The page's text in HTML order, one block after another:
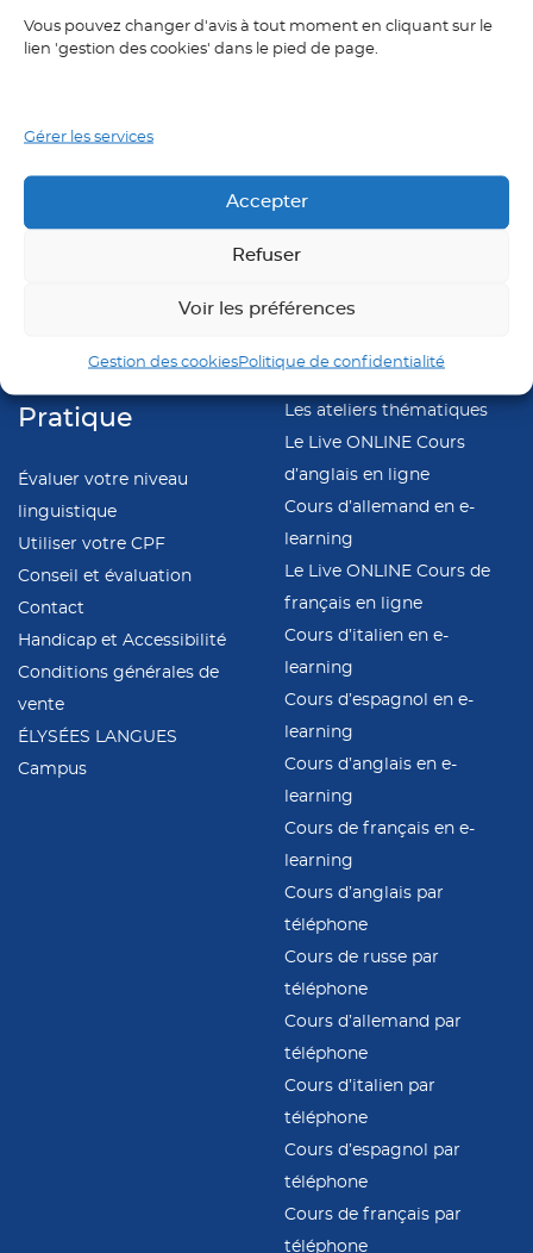
Vous pouvez changer d'avis à tout moment en cliquant sur le
lien 'gestion des cookies' dans le pied de page.
Gérer les services
Accepter
Refuser
Voir les préférences
Gestion des cookiesPolitique de confidentialité
Pratique
Évaluer votre niveau
linguistique
Utiliser votre CPF
Conseil et évaluation
Contact
Handicap et Accessibilité
Conditions générales de
vente
ÉLYSÉES LANGUES
Campus
Nos formations
La semaine
Les ateliers thématiques
Le Live ONLINE Cours
d’anglais en ligne
Cours d’allemand en e-
learning
Le Live ONLINE Cours de
français en ligne
Cours d’italien en e-
learning
Cours d’espagnol en e-
learning
Cours d’anglais en e-
learning
Cours de français en e-
learning
Cours d’anglais par
téléphone
Cours de russe par
téléphone
Cours d’allemand par
téléphone
Cours d’italien par
téléphone
Cours d’espagnol par
téléphone
Cours de français par
téléphone